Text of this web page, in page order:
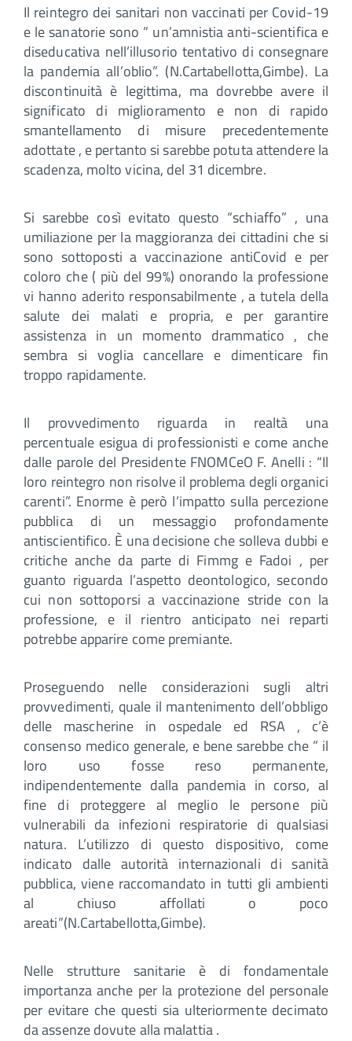
Il reintegro dei sanitari non vaccinati per Covid-19
e le sanatorie sono ” un’amnistia anti-scientifica e
diseducativa nell’illusorio tentativo di consegnare
la pandemia all’oblio”. (N.Cartabellotta,Gimbe). La
discontinuità è legittima, ma dovrebbe avere il
significato di miglioramento e non di rapido
smantellamento di misure precedentemente
adottate , e pertanto si sarebbe potuta attendere la
scadenza, molto vicina, del 31 dicembre.
Si sarebbe così evitato questo “schiaffo” , una
umiliazione per la maggioranza dei cittadini che si
sono sottoposti a vaccinazione antiCovid e per
coloro che ( più del 99%) onorando la professione
vi hanno aderito responsabilmente , a tutela della
salute dei malati e propria, e per garantire
assistenza in un momento drammatico , che
sembra si voglia cancellare e dimenticare fin
troppo rapidamente.
Il provvedimento riguarda in realtà una
percentuale esigua di professionisti e come anche
dalle parole del Presidente FNOMCeO F. Anelli : “Il
loro reintegro non risolve il problema degli organici
carenti”. Enorme è però l’impatto sulla percezione
pubblica di un messaggio profondamente
antiscientifico. È una decisione che solleva dubbi e
critiche anche da parte di Fimmg e Fadoi , per
guanto riguarda l’aspetto deontologico, secondo
cui non sottoporsi a vaccinazione stride con la
professione, e il rientro anticipato nei reparti
potrebbe apparire come premiante.
Proseguendo nelle considerazioni sugli altri
provvedimenti, quale il mantenimento dell’obbligo
delle mascherine in ospedale ed RSA , c’è
consenso medico generale, e bene sarebbe che ” il
loro uso fosse reso permanente,
indipendentemente dalla pandemia in corso, al
fine di proteggere al meglio le persone più
vulnerabili da infezioni respiratorie di qualsiasi
natura. L’utilizzo di questo dispositivo, come
indicato dalle autorità internazionali di sanità
pubblica, viene raccomandato in tutti gli ambienti
al chiuso affollati o poco
areati”(N.Cartabellotta,Gimbe).
Nelle strutture sanitarie è di fondamentale
importanza anche per la protezione del personale
per evitare che questi sia ulteriormente decimato
da assenze dovute alla malattia .